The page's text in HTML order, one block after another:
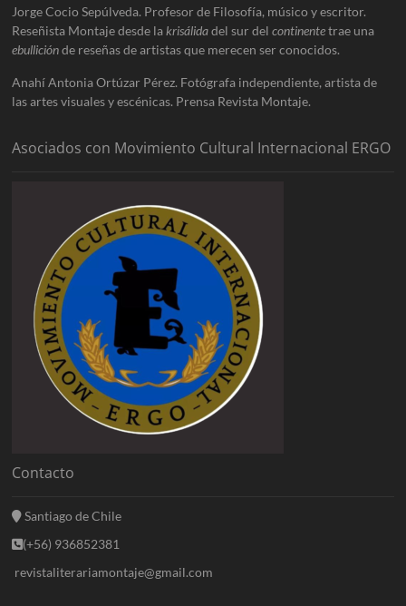
Jorge Cocio Sepúlveda. Profesor de Filosofía, músico y escritor.
Reseñista Montaje desde lakrisálidadel sur delcontinentetrae una
ebulliciónde reseñas de artistas que merecen ser conocidos.
Anahí Antonia Ortúzar Pérez. Fotógrafa independiente, artista de
las artes visuales y escénicas. Prensa Revista Montaje.
Asociados con Movimiento Cultural Internacional ERGO
Contacto
Santiago de Chile
(+56) 936852381
revistaliterariamontaje@gmail.com